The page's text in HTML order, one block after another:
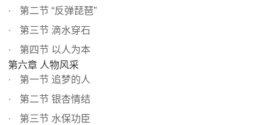
第二节 “反弹琵琶”
第三节 滴水穿石
第四节 以人为本
第六章 人物风采
第一节 追梦的人
第二节 银杏情结
第三节 水保功臣